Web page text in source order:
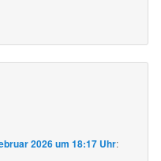
2026 um 18:17 Uhr: